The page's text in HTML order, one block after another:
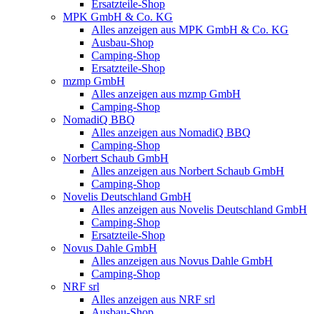
Ersatzteile-Shop
MPK GmbH & Co. KG
Alles anzeigen aus MPK GmbH & Co. KG
Ausbau-Shop
Camping-Shop
Ersatzteile-Shop
mzmp GmbH
Alles anzeigen aus mzmp GmbH
Camping-Shop
NomadiQ BBQ
Alles anzeigen aus NomadiQ BBQ
Camping-Shop
Norbert Schaub GmbH
Alles anzeigen aus Norbert Schaub GmbH
Camping-Shop
Novelis Deutschland GmbH
Alles anzeigen aus Novelis Deutschland GmbH
Camping-Shop
Ersatzteile-Shop
Novus Dahle GmbH
Alles anzeigen aus Novus Dahle GmbH
Camping-Shop
NRF srl
Alles anzeigen aus NRF srl